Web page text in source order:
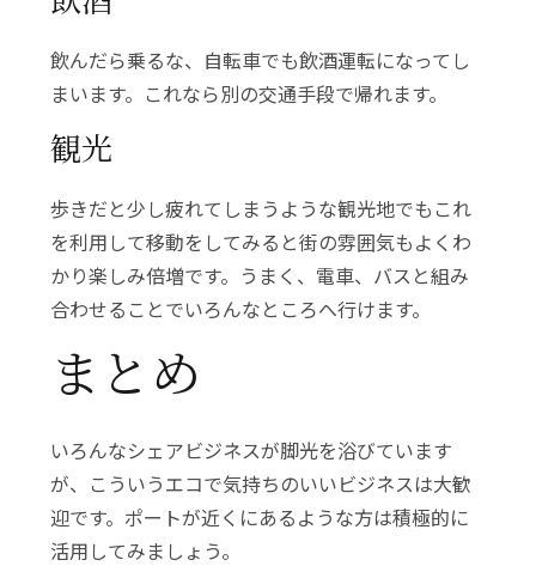
飲んだら乗るな、自転車でも飲酒運転になってし
まいます。これなら別の交通手段で帰れます。
観光
歩きだと少し疲れてしまうような観光地でもこれ
を利用して移動をしてみると街の雰囲気もよくわ
かり楽しみ倍増です。うまく、電車、バスと組み
合わせることでいろんなところへ行けます。
まとめ
いろんなシェアビジネスが脚光を浴びています
が、こういうエコで気持ちのいいビジネスは大歓
迎です。ポートが近くにあるような方は積極的に
活用してみましょう。